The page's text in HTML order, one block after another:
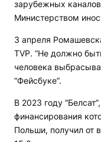
зарубежных
Министерством
3 апреля
TVP. “Не должно
человека
“Фейсбуке”.
В 2023 году
финансирования
Польши, получил от